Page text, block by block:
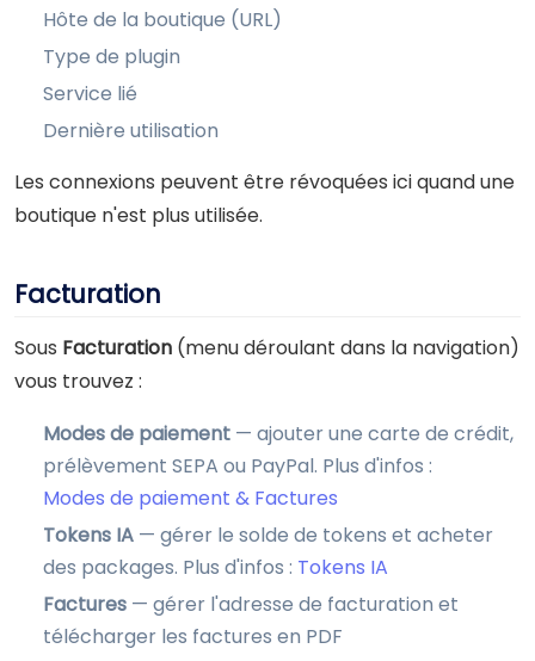
Hôte de la boutique (URL)
Type de plugin
Service lié
Dernière utilisation
Les connexions peuvent être révoquées ici quand une
boutique n'est plus utilisée.
Facturation
Sous Facturation (menu déroulant dans la navigation)
vous trouvez :
Modes de paiement — ajouter une carte de crédit,
prélèvement SEPA ou PayPal. Plus d'infos :
Modes de paiement & Factures
Tokens IA — gérer le solde de tokens et acheter
des packages. Plus d'infos : Tokens IA
Factures — gérer l'adresse de facturation et
télécharger les factures en PDF